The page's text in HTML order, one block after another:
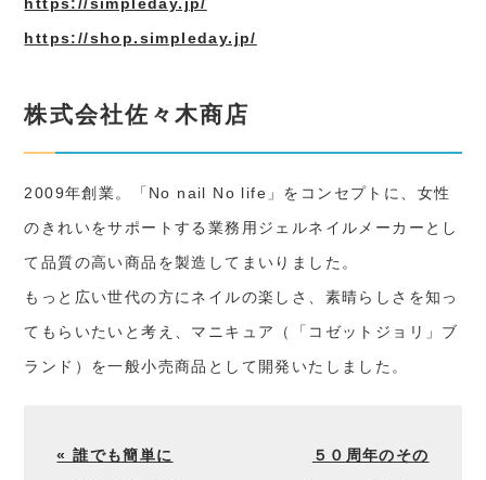
https://shop.simpleday.jp/
株式会社佐々木商店
2009年創業。「No nail No life」をコンセプトに、女性
のきれいをサポートする業務用ジェルネイルメーカーとし
て品質の高い商品を製造してまいりました。
もっと広い世代の方にネイルの楽しさ、素晴らしさを知っ
てもらいたいと考え、マニキュア（「コゼットジョリ」ブ
ランド）を一般小売商品として開発いたしました。
« 誰でも簡単​に​
５０周年のその